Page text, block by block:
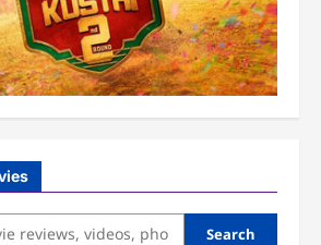
Search